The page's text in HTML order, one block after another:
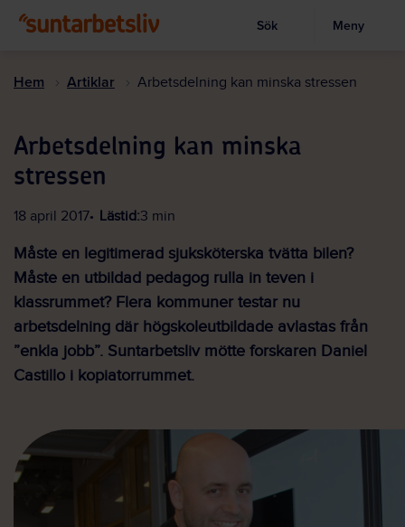
till
Visa sökruta
Sök Meny
Hem Artiklar Arbetsdelning kan minska stressen
Arbetsdelning kan minska
stressen
18 april 2017 Lästid:3 min
Måste en legitimerad sjuksköterska tvätta bilen?
Måste en utbildad pedagog rulla in teven i
klassrummet? Flera kommuner testar nu
arbetsdelning där högskoleutbildade avlastas från
”enkla jobb”. Suntarbetsliv mötte forskaren Daniel
Castillo i kopiatorrummet.